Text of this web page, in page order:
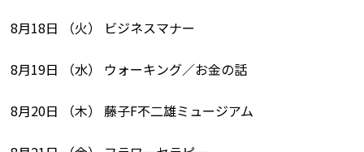
8月18日 （火） ビジネスマナー
8月19日 （水） ウォーキング／お金の話
8月20日 （木） 藤子F不二雄ミュージアム